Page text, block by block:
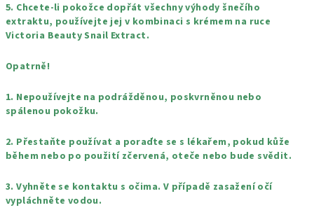
5. Chcete-li pokožce dopřát všechny výhody šnečího
extraktu, používejte jej v kombinaci s krémem na ruce
Victoria Beauty Snail Extract.
Opatrně!
1. Nepoužívejte na podrážděnou, poskvrněnou nebo
spálenou pokožku.
2. Přestaňte používat a poraďte se s lékařem, pokud kůže
během nebo po použití zčervená, oteče nebo bude svědit.
3. Vyhněte se kontaktu s očima. V případě zasažení očí
vypláchněte vodou.